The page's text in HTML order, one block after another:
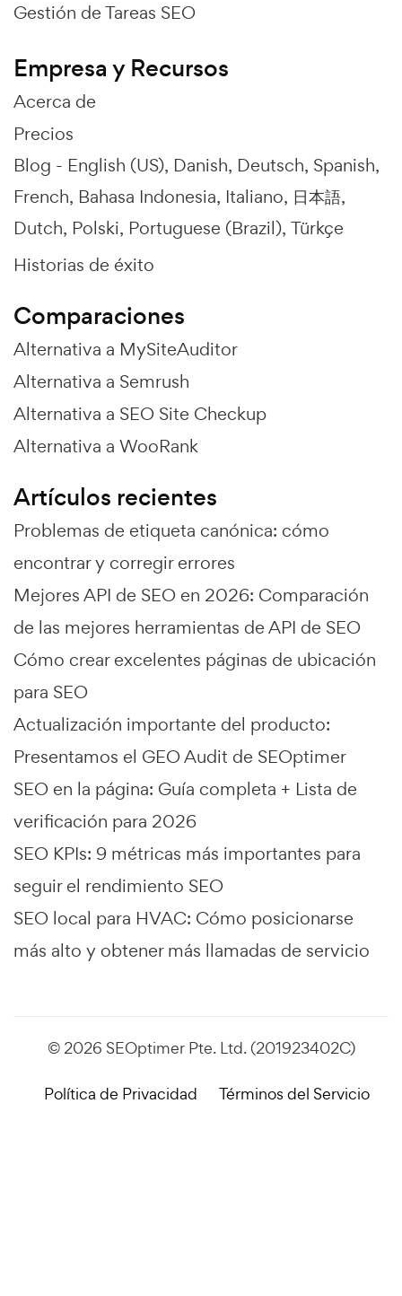
Gestión de Tareas SEO
Empresa y Recursos
Acerca de
Precios
Blog - English (US) Danish Deutsch Spanish
French Bahasa Indonesia Italiano 日本語
Dutch Polski Portuguese (Brazil) Türkçe
Historias de éxito
Comparaciones
Alternativa a MySiteAuditor
Alternativa a Semrush
Alternativa a SEO Site Checkup
Alternativa a WooRank
Artículos recientes
Problemas de etiqueta canónica: cómo
encontrar y corregir errores
Mejores API de SEO en 2026: Comparación
de las mejores herramientas de API de SEO
Cómo crear excelentes páginas de ubicación
para SEO
Actualización importante del producto:
Presentamos el GEO Audit de SEOptimer
SEO en la página: Guía completa + Lista de
verificación para 2026
SEO KPIs: 9 métricas más importantes para
seguir el rendimiento SEO
SEO local para HVAC: Cómo posicionarse
más alto y obtener más llamadas de servicio
© 2026 SEOptimer Pte. Ltd. (201923402C)
Política de Privacidad Términos del Servicio